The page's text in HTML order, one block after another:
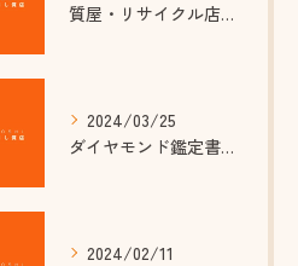
質屋・リサイクル店が注目される理由は金相場高騰？
2024/03/25
ダイヤモンド鑑定書のカラーグレード基準とは？ 質屋で知っておきたい品質の見分け方
2024/02/11